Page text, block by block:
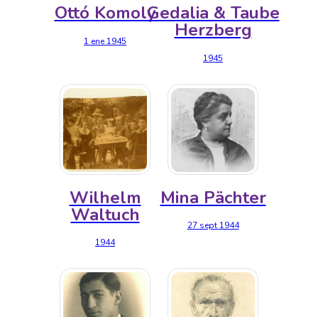
Ottó Komoly
1 ene 1945
Gedalia & Taube
Herzberg
1945
Wilhelm
Waltuch
1944
Mina Pächter
27 sept 1944